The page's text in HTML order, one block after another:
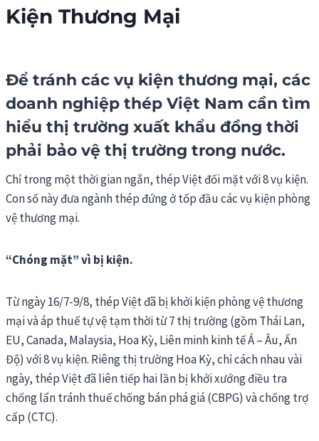
Kiện Thương Mại
Để tránh các vụ kiện thương mại, các
doanh nghiệp thép Việt Nam cần tìm
hiểu thị trường xuất khẩu đồng thời
phải bảo vệ thị trường trong nước.
Chỉ trong một thời gian ngắn, thép Việt đối mặt với 8 vụ kiện.
Con số này đưa ngành thép đứng ở tốp đầu các vụ kiện phòng
vệ thương mại.
“Chóng mặt” vì bị kiện.
Từ ngày 16/7-9/8, thép Việt đã bị khởi kiện phòng vệ thương
mại và áp thuế tự vệ tạm thời từ 7 thị trường (gồm Thái Lan,
EU, Canada, Malaysia, Hoa Kỳ, Liên minh kinh tế Á – Âu, Ấn
Độ) với 8 vụ kiện. Riêng thị trường Hoa Kỳ, chỉ cách nhau vài
ngày, thép Việt đã liên tiếp hai lần bị khởi xướng điều tra
chống lẩn tránh thuế chống bán phá giá (CBPG) và chống trợ
cấp (CTC).